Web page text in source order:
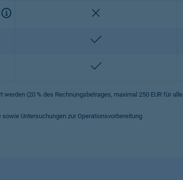
enthalten
enthalten
(20 % des Rechnungsbetrages, maximal 250 EUR für
Untersuchungen zur Operationsvorbereitung